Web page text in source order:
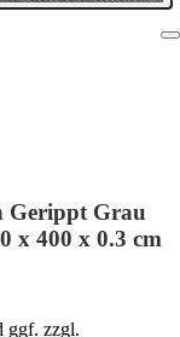
Gerippt Grau
x 400 x 0.3 cm
ggf. zzgl.